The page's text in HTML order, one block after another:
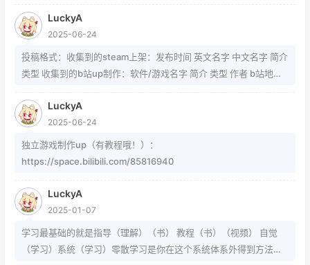
https://www.jiuwa.net/xzm/ 相关问题可以在这里找到
https://www.zhihu.com/question/54913586/answer/8092801
89 https://www.zhihu.com/question/339693605 事实上用的是
word中的Cambria Math和Helvetica字体弄出来的 但经过试验发
的就不需要我教了 上标:sup 下标:sub 上标:上标文字 下标:下标文字
当然网页中就需要代码了
LuckyA
2025-06-24
投稿格式：收集到的steam上架：发布时间 英文名字 中文名字 简介
类型 收集到的b站up制作：软件/游戏名字 简介 类型 作者 b站地址
LuckyA
2025-06-24
独立游戏制作up（有教程哦！）：
https://space.bilibili.com/85816940
LuckyA
2025-01-07
学习最基础的就是指导（理解）（书） 教程（书）（视频） 自觉
（学习）系统（学习）零散学习是你在这个系统体系外得到方法的